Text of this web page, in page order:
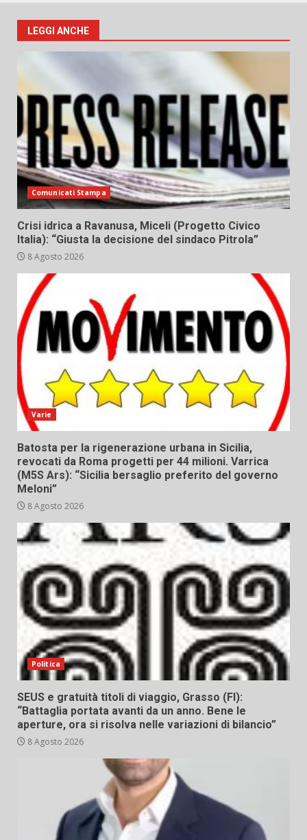
LEGGI ANCHE
Comunicati Stampa
Crisi idrica a Ravanusa, Miceli (Progetto Civico
Italia): “Giusta la decisione del sindaco Pitrola”
8 Agosto 2026
Varie
Batosta per la rigenerazione urbana in Sicilia,
revocati da Roma progetti per 44 milioni. Varrica
(M5S Ars): “Sicilia bersaglio preferito del governo
Meloni”
8 Agosto 2026
Politica
SEUS e gratuità titoli di viaggio, Grasso (FI):
“Battaglia portata avanti da un anno. Bene le
aperture, ora si risolva nelle variazioni di bilancio”
8 Agosto 2026